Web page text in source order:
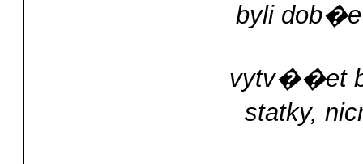
byli
vytv��et
statky,